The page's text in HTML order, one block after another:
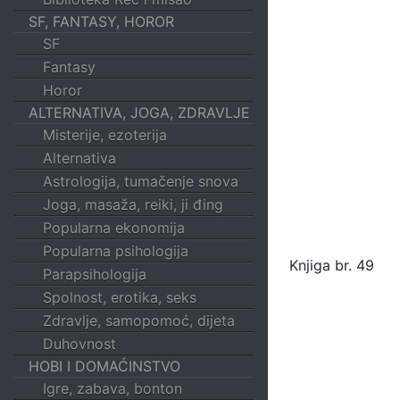
SF, FANTASY, HOROR
SF
Fantasy
Horor
ALTERNATIVA, JOGA, ZDRAVLJE
Misterije, ezoterija
Alternativa
Astrologija, tumačenje snova
Joga, masaža, reiki, ji đing
Popularna ekonomija
Popularna psihologija
Parapsihologija
Spolnost, erotika, seks
Zdravlje, samopomoć, dijeta
Duhovnost
HOBI I DOMAĆINSTVO
Igre, zabava, bonton
Knjiga br. 49